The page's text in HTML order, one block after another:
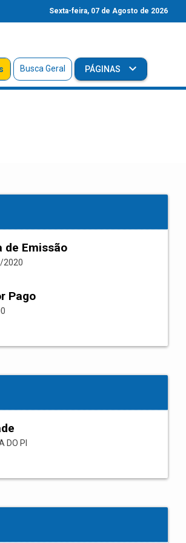
Sexta-feira, 07 de Agosto de 2026
Busca Geral PÁGINAS
de Emissão
2020
Pago
DO PI